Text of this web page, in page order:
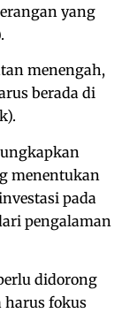
yang
menengah,
berada di
menentukan
pada
pengalaman
didorong
harus fokus